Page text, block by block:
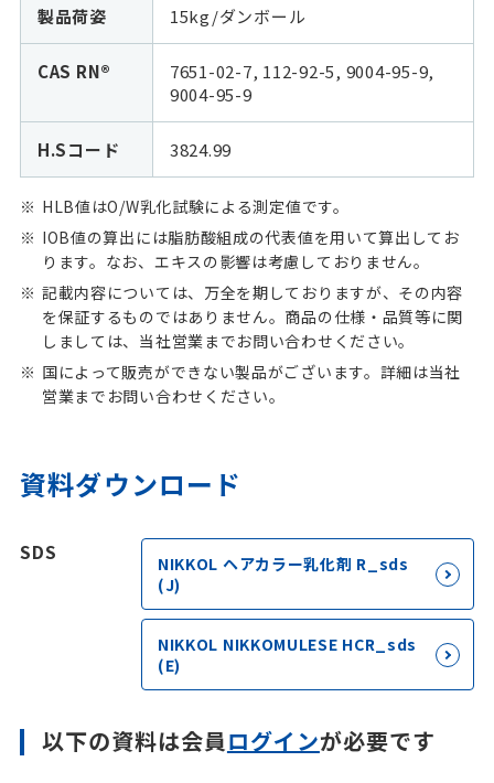
製品荷姿 15kg/ダンボール
CAS RN®
7651-02-7, 112-92-5, 9004-95-9,
9004-95-9
H.Sコード 3824.99
HLB値はO/W乳化試験による測定値です。
IOB値の算出には脂肪酸組成の代表値を用いて算出してお
ります。なお、エキスの影響は考慮しておりません。
記載内容については、万全を期しておりますが、その内容
を保証するものではありません。商品の仕様・品質等に関
しましては、当社営業までお問い合わせください。
国によって販売ができない製品がございます。詳細は当社
営業までお問い合わせください。
資料ダウンロード
SDS
NIKKOL ヘアカラー乳化剤 R_sds
(J)
NIKKOL NIKKOMULESE HCR_sds
(E)
以下の資料は会員ログインが必要です